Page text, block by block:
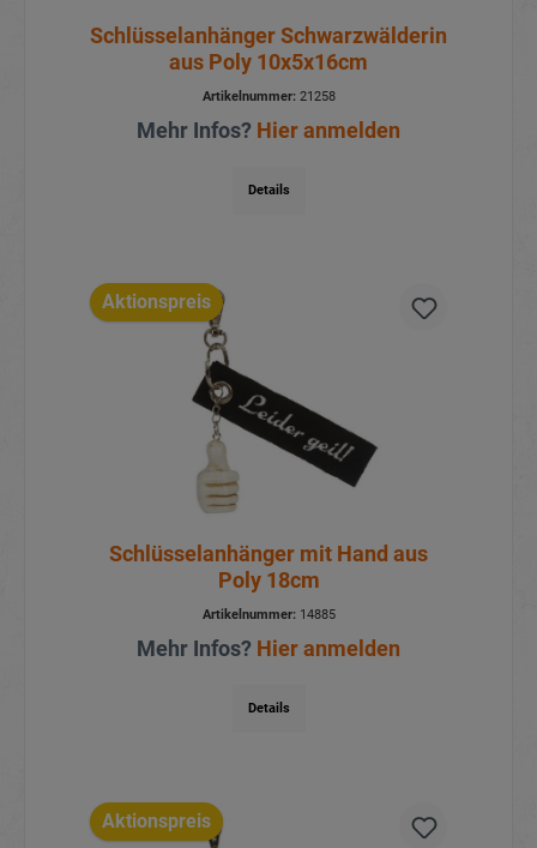
Schlüsselanhänger Schwarzwälderin
aus Poly 10x5x16cm
Artikelnummer:21258
Mehr Infos? Hier anmelden
Details
Aktionspreis
Schlüsselanhänger mit Hand aus
Poly 18cm
Artikelnummer:14885
Mehr Infos? Hier anmelden
Details
Aktionspreis